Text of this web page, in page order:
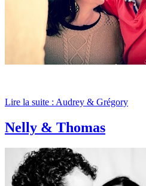
Lire la suite : Audrey & Grégory
Nelly & Thomas